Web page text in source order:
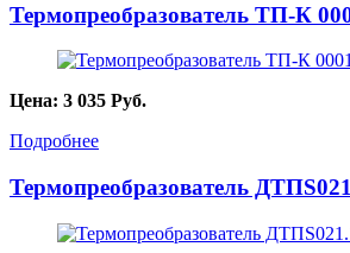
Термопреобразователь ТП-К
Цена: 3 035 Руб.
Подробнее
Термопреобразователь